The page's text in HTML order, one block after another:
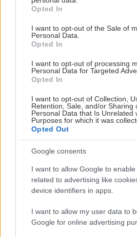
grant or deny consent to Google and
use your data for below specified
consent section.
Opted In
I want to opt-out of the Sale of
Personal Data.
Opted In
I want to opt-out of processing
Personal Data for Targeted
Opted In
I want to opt-out of Collection,
Retention, Sale, and/or Sharing
Personal Data that Is Unrelated
Purposes for which it was
Opted Out
Google consents
I want to allow Google to
related to advertising like
device identifiers in apps.
I want to allow my user data to
Google for online advertising
View this post on Instagram
A post shared by Geppetto The
Βγάζει τραπεζάκια στο
Βαρνάβα, κάτω από την
κοκτέιλ και ανάλαφρες
τραπεζάκι λοιπόν και